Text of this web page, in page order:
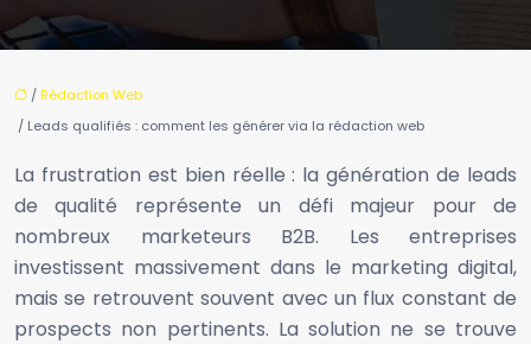
/Rédaction Web
/ Leads qualifiés : comment les générer via la rédaction web
La frustration est bien réelle : la génération de leads
de qualité représente un défi majeur pour de
nombreux marketeurs B2B. Les entreprises
investissent massivement dans le marketing digital,
mais se retrouvent souvent avec un flux constant de
prospects non pertinents. La solution ne se trouve